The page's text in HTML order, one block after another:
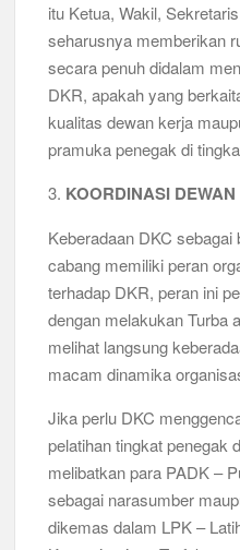
itu Ketua, Wakil,
seharusnya memberikan
secara penuh didalam
DKR, apakah yang
kualitas dewan kerja
pramuka penegak di
3. KOORDINASI
Keberadaan DKC
cabang memiliki peran
terhadap DKR, peran ini
dengan melakukan Turba
melihat langsung
macam dinamika
Jika perlu DKC
pelatihan tingkat penegak
melibatkan para PADK –
sebagai narasumber
dikemas dalam LPK –